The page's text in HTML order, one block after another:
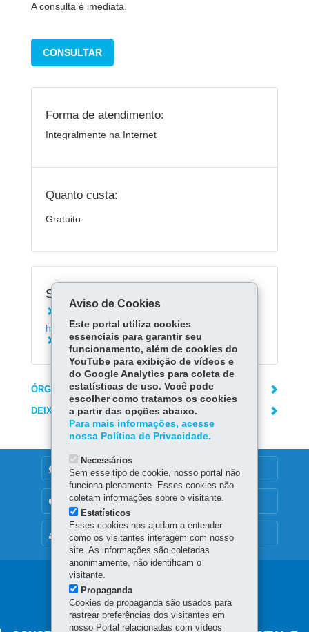
A consulta é imediata.
CONSULTAR
Forma de atendimento:
Integralmente na Internet
Quanto custa:
Gratuito
Serviços Relacionados:
histórico de consumo
Solicitar serviços da Sanepar
ÓRGÃO RESPONSÁVEL
DEIXE SUA OPINIÃO
MAPA DO SITE
DENUNCIE CORRUPÇÃO
OUVIDORIA
Navegação
principal
Aviso de Cookies
Este portal utiliza cookies
essenciais para garantir seu
funcionamento, além de cookies do
YouTube para exibição de vídeos e
do Google Analytics para coleta de
estatísticas de uso. Você pode
escolher como tratamos os cookies
a partir das opções abaixo.
Para mais informações, acesse
nossa Política de Privacidade.
Necessários
Sem esse tipo de cookie, nosso portal não
funciona plenamente. Esses cookies não
coletam informações sobre o visitante.
Estatísticos
Esses cookies nos ajudam a entender
como os visitantes interagem com nosso
site. As informações são coletadas
anonimamente, não identificam o
visitante.
Propaganda
Cookies de propaganda são usados para
rastrear preferências dos visitantes em
nosso Portal relacionadas com vídeos